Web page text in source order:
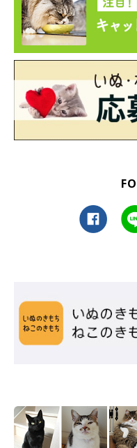
@dorami_chikuwa
また、とてもおもしろいコ
んの行動に思わず笑って
餌後に飼い主が二度寝をし
ヌーズ猫”だったりと、お